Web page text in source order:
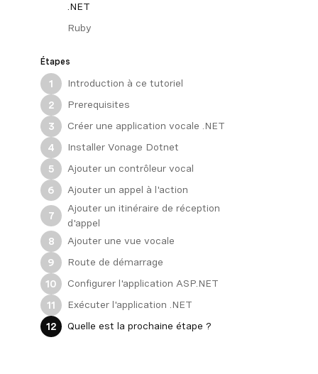
.NET
Ruby
Étapes
1
Introduction à ce tutoriel
2
Prerequisites
3
Créer une application vocale .NET
4
Installer Vonage Dotnet
5
Ajouter un contrôleur vocal
6
Ajouter un appel à l'action
7
Ajouter un itinéraire de réception
d'appel
8
Ajouter une vue vocale
9
Route de démarrage
10
Configurer l'application ASP.NET
11
Exécuter l'application .NET
12
Quelle est la prochaine étape ?